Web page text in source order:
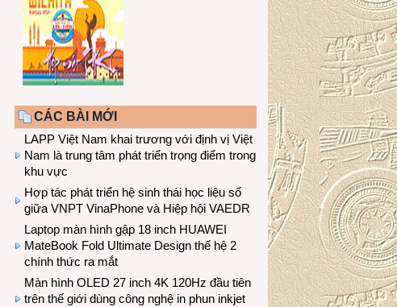
CÁC BÀI MỚI
LAPP Việt Nam khai trương với định vị Việt
Nam là trung tâm phát triển trọng điểm trong
khu vực
Hợp tác phát triển hệ sinh thái học liệu số
giữa VNPT VinaPhone và Hiệp hội VAEDR
Laptop màn hình gập 18 inch HUAWEI
MateBook Fold Ultimate Design thế hệ 2
chính thức ra mắt
Màn hình OLED 27 inch 4K 120Hz đầu tiên
trên thế giới dùng công nghệ in phun inkjet